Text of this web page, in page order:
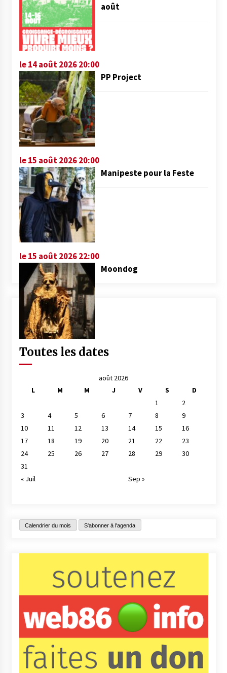
août
le 14 août 2026 20:00
PP Project
le 15 août 2026 20:00
Manipeste pour la Feste
le 15 août 2026 22:00
Moondog
Toutes les dates
août 2026
L
M M J V S
D
1
2
3
4 5 6 7 8
9
10
11 12 13 14 15
16
17
18 19 20 21 22
23
24
25 26 27 28 29
30
31
« Juil
Sep »
Calendrier du mois S'abonner à l'agenda